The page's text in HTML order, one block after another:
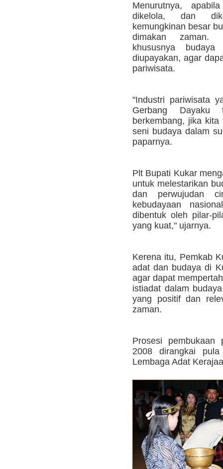
Menurutnya,
dikelola, dan
kemungkinan besar
dimakan zaman.
khususnya
diupayakan, agar
pariwisata.
"Industri pariwisata
Gerbang Dayaku
berkembang, jika
seni budaya dalam
paparnya.
Plt Bupati Kukar
untuk melestarikan
dan perwujudan
kebudayaan
dibentuk oleh pilar-
yang kuat," ujarnya.
Kerena itu, Pemkab
adat dan budaya di
agar dapat
istiadat dalam
yang positif dan
zaman.
Prosesi
2008 dirangkai pula
Lembaga Adat